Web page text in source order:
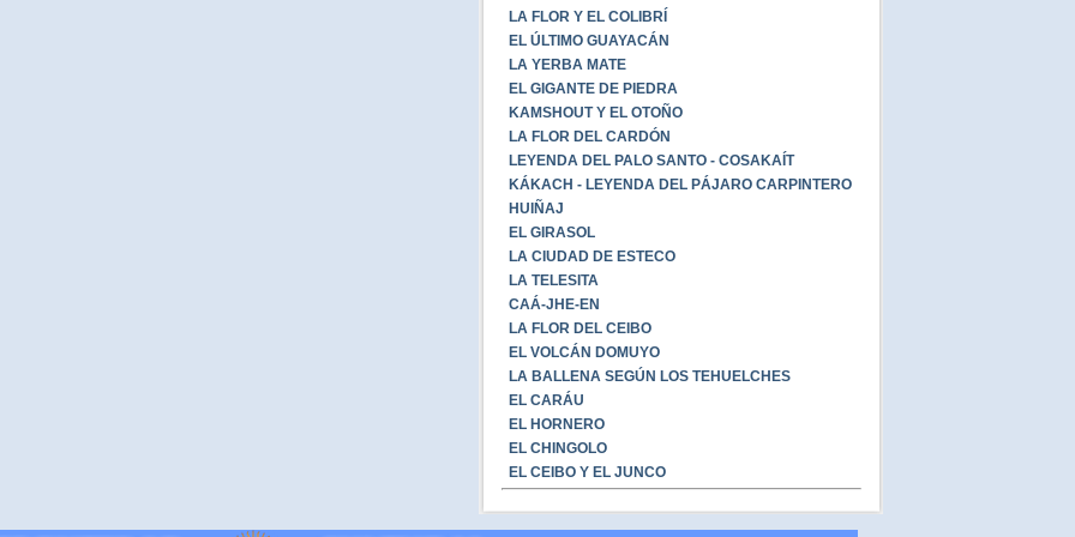
LA FLOR Y EL COLIBRÍ
EL ÚLTIMO GUAYACÁN
LA YERBA MATE
EL GIGANTE DE PIEDRA
KAMSHOUT Y EL OTOÑO
LA FLOR DEL CARDÓN
LEYENDA DEL PALO SANTO - COSAKAÍT
KÁKACH - LEYENDA DEL PÁJARO CARPINTERO
HUIÑAJ
EL GIRASOL
LA CIUDAD DE ESTECO
LA TELESITA
CAÁ-JHE-EN
LA FLOR DEL CEIBO
EL VOLCÁN DOMUYO
LA BALLENA SEGÚN LOS TEHUELCHES
EL CARÁU
EL HORNERO
EL CHINGOLO
EL CEIBO Y EL JUNCO